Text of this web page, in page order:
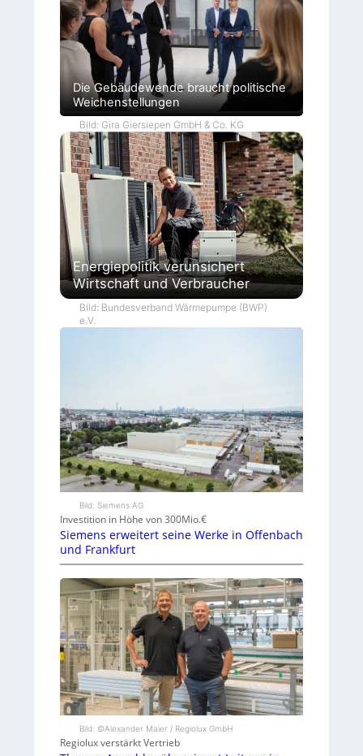
Die Gebäudewende braucht politische
Weichenstellungen
Bild: Gira Giersiepen GmbH & Co. KG
Energiepolitik verunsichert
Wirtschaft und Verbraucher
Bild: Bundesverband Wärmepumpe (BWP)
e.V.
Bild: Siemens AG
Investition in Höhe von 300Mio.€
Siemens erweitert seine Werke in Offenbach
und Frankfurt
Bild: ©Alexander Maier / Regiolux GmbH
Regiolux verstärkt Vertrieb